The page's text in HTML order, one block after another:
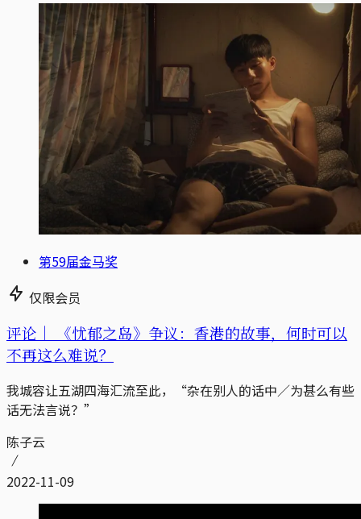
第59届金马奖
仅限会员
评论｜
《忧郁之岛》争议：香港的故事，何时可以
不再这么难说？
我城容让五湖四海汇流至此，“杂在别人的话中／为甚么有些
话无法言说？”
陈子云
2022-11-09